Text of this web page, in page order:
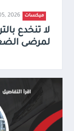
ميكسات 2026
لا تنخدع
لمرضى